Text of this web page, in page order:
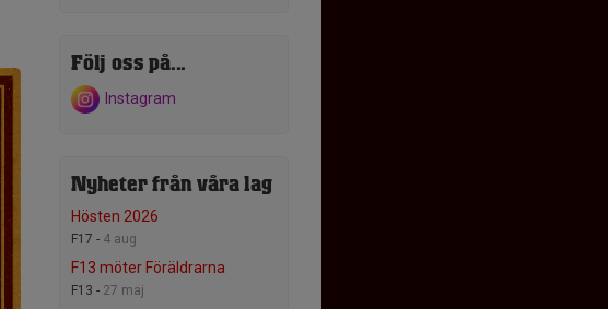
Följ oss på...
Instagram
Nyheter från våra lag
Hösten 2026
F17 - 4 aug
F13 möter Föräldrarna
F13 - 27 maj